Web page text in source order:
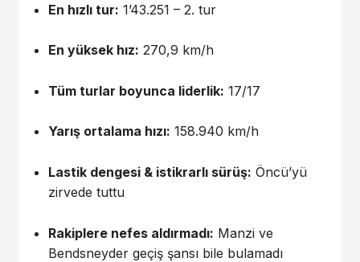
En hızlı tur: 1’43.251 – 2. tur
En yüksek hız: 270,9 km/h
Tüm turlar boyunca liderlik: 17/17
Yarış ortalama hızı: 158.940 km/h
Lastik dengesi & istikrarlı sürüş: Öncü’yü
zirvede tuttu
Rakiplere nefes aldırmadı: Manzi ve
Bendsneyder geçiş şansı bile bulamadı